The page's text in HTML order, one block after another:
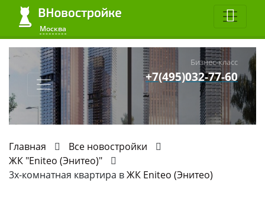
Москва
Бизнес-класс
+7(495)032-77-60
Главная
Все новостройки
ЖК "Eniteo (Энитео)"
3х-комнатная квартира вЖК Eniteo (Энитео)